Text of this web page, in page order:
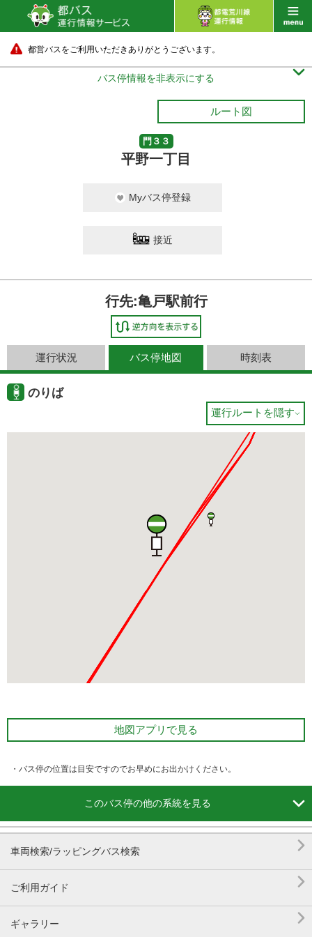
都営バスをご利用いただきありがとうございます。
バス停情報を非表示にする 
ルート図
門３３
平野一丁目
Myバス停登録
接近
行先:亀戸駅前行
運行状況 バス停地図 時刻表
のりば
運行ルートを隠す
地図アプリで見る
・バス停の位置は目安ですのでお早めにお出かけください。
このバス停の他の系統を見る 
車両検索/ラッピングバス検索 
ご利用ガイド 
ギャラリー 